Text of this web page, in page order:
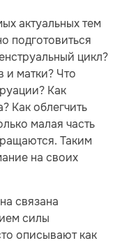
актуальных тем
подготовиться
цикл?
и матки? Что
Как
Как облегчить
малая часть
Таким
на своих
связана
силы
описывают как